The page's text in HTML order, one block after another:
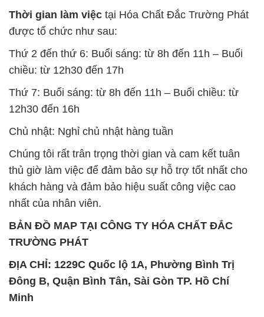
Thời gian làm việc tại Hóa Chất Đắc Trường Phát
được tổ chức như sau:
Thứ 2 đến thứ 6: Buổi sáng: từ 8h đến 11h – Buổi
chiều: từ 12h30 đến 17h
Thứ 7: Buổi sáng: từ 8h đến 11h – Buổi chiều: từ
12h30 đến 16h
Chủ nhật: Nghỉ chủ nhật hàng tuần
Chúng tôi rất trân trọng thời gian và cam kết tuân
thủ giờ làm việc để đảm bảo sự hỗ trợ tốt nhất cho
khách hàng và đảm bảo hiệu suất công việc cao
nhất của nhân viên.
BẢN ĐỒ MAP TẠI CÔNG TY HÓA CHẤT ĐẮC
TRƯỜNG PHÁT
ĐỊA CHỈ: 1229C Quốc lộ 1A, Phường Bình Trị
Đông B, Quận Bình Tân, Sài Gòn TP. Hồ Chí
Minh